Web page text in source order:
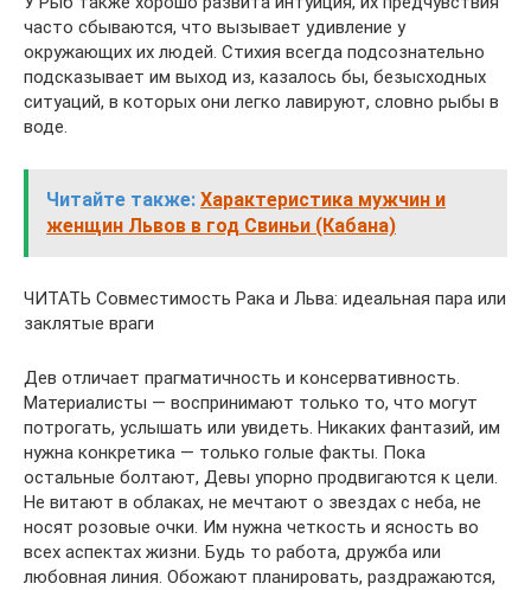
часто сбываются, что вызывает удивление у
окружающих их людей. Стихия всегда подсознательно
подсказывает им выход из, казалось бы, безысходных
ситуаций, в которых они легко лавируют, словно рыбы в
воде.
Читайте также: Характеристика мужчин и
женщин Львов в год Свиньи (Кабана)
ЧИТАТЬ Совместимость Рака и Льва: идеальная пара или
заклятые враги
Дев отличает прагматичность и консервативность.
Материалисты — воспринимают только то, что могут
потрогать, услышать или увидеть. Никаких фантазий, им
нужна конкретика — только голые факты. Пока
остальные болтают, Девы упорно продвигаются к цели.
Не витают в облаках, не мечтают о звездах с неба, не
носят розовые очки. Им нужна четкость и ясность во
всех аспектах жизни. Будь то работа, дружба или
любовная линия. Обожают планировать, раздражаются,